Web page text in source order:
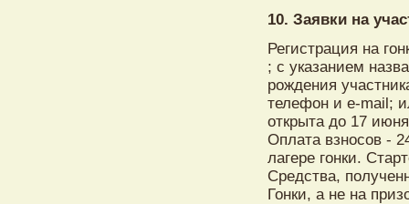
10. Заявки на
Регистрация на
; с указанием
рождения
телефон и e-mail;
открыта до 17
Оплата взносов -
лагере гонки.
Средства,
Гонки, а не на